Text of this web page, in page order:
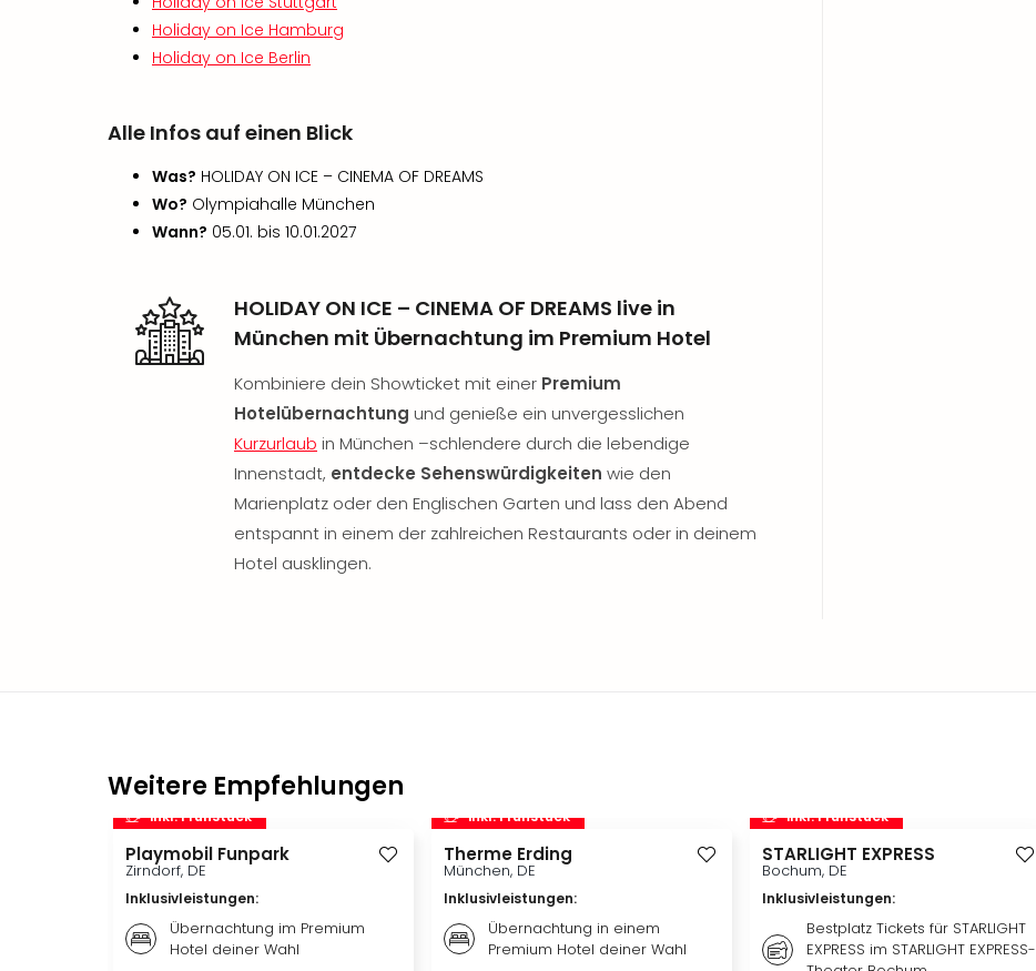
Holiday on Ice Hamburg
Holiday on Ice Berlin
Alle Infos auf einen Blick
Was? HOLIDAY ON ICE – CINEMA OF DREAMS
Wo? Olympiahalle München
Wann? 05.01. bis 10.01.2027
HOLIDAY ON ICE – CINEMA OF DREAMS live in
München mit Übernachtung im Premium Hotel
Kombiniere dein Showticket mit einer Premium
Hotelübernachtung und genieße ein unvergesslichen
Kurzurlaub in München –schlendere durch die lebendige
Innenstadt, entdecke Sehenswürdigkeiten wie den
Marienplatz oder den Englischen Garten und lass den Abend
entspannt in einem der zahlreichen Restaurants oder in deinem
Hotel ausklingen.
Weitere Empfehlungen
inkl. Frühstück
Playmobil Funpark
Zirndorf, DE
Inklusivleistungen:
Übernachtung im Premium
Hotel deiner Wahl
inkl. Frühstück
Therme Erding
München, DE
Inklusivleistungen:
Übernachtung in einem
Premium Hotel deiner Wahl
inkl. Frühstück
STARLIGHT EXPRESS
Bochum, DE
Inklusivleistungen:
Bestplatz Tickets für STARLIGHT
EXPRESS im STARLIGHT EXPRESS-